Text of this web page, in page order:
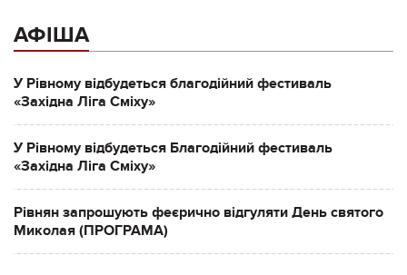
АФІША
У Рівному відбудеться благодійний фестиваль
«Західна Ліга Сміху»
У Рівному відбудеться Благодійний фестиваль
«Західна Ліга Сміху»
Рівнян запрошують феєрично відгуляти День святого
Миколая (ПРОГРАМА)